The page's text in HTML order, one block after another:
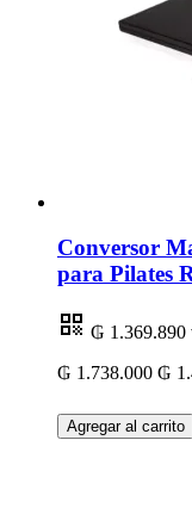
Conversor
para Pilates
₲ 1.369.890
₲ 1.738.000 ₲
Agregar al carrito